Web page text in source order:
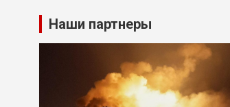
Наши партнеры